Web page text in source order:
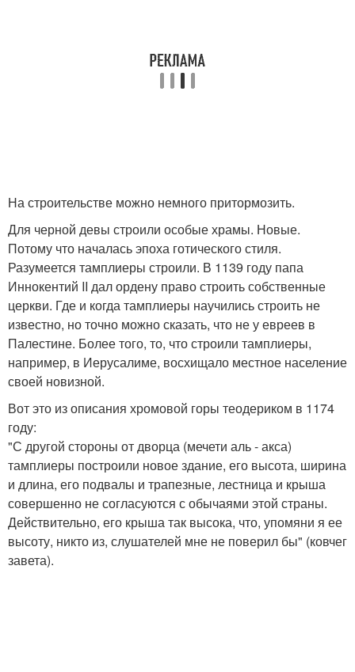
На строительстве можно немного притормозить.
Для черной девы строили особые храмы. Новые.
Потому что началась эпоха готического стиля.
Разумеется тамплиеры строили. В 1139 году папа
Иннокентий II дал ордену право строить собственные
церкви. Где и когда тамплиеры научились строить не
известно, но точно можно сказать, что не у евреев в
Палестине. Более того, то, что строили тамплиеры,
например, в Иерусалиме, восхищало местное население
своей новизной.
Вот это из описания хромовой горы теодериком в 1174
году:
"С другой стороны от дворца (мечети аль - акса)
тамплиеры построили новое здание, его высота, ширина
и длина, его подвалы и трапезные, лестница и крыша
совершенно не согласуются с обычаями этой страны.
Действительно, его крыша так высока, что, упомяни я ее
высоту, никто из, слушателей мне не поверил бы" (ковчег
завета).